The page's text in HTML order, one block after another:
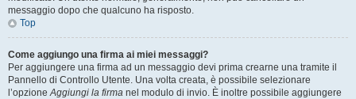
messaggio dopo che qualcuno ha risposto.
Top
Come aggiungo una firma ai miei messaggi?
Per aggiungere una firma ad un messaggio devi prima crearne una tramite il
Pannello di Controllo Utente. Una volta creata, è possibile selezionare
l’opzioneAggiungi la firma nel modulo di invio. È inoltre possibile aggiungere